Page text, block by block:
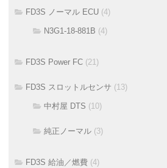
FD3S ノーマル ECU (4)
N3G1-18-881B (4)
FD3S Power FC (21)
FD3S スロットルセンサ (13)
中村屋 DTS (10)
純正ノーマル (3)
FD3S 給油／燃費 (4)